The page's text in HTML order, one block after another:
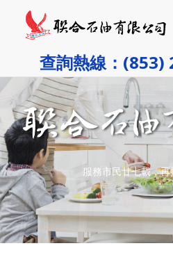
查詢熱線：(853)
服務市民廿七載，